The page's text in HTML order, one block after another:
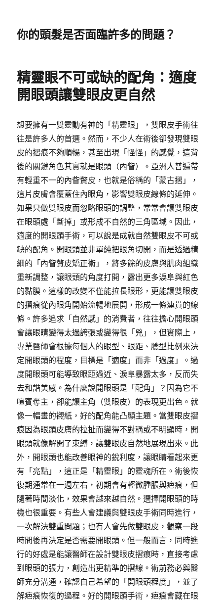
你的頭髮是否面臨許多的問題？
精靈眼不可或缺的配角：適度
開眼頭讓雙眼皮更自然
想要擁有一雙靈動有神的「精靈眼」，雙眼皮手術往
往是許多人的首選。然而，不少人在術後卻發現雙眼
皮的摺痕不夠順暢，甚至出現「怪怪」的感覺，這背
後的關鍵角色其實就是眼頭（內眥）。亞洲人普遍帶
有輕重不一的內眥贅皮，也就是俗稱的「蒙古摺」，
這片皮膚會覆蓋住內眼角，影響雙眼皮線條的延伸。
如果只做雙眼皮而忽略眼頭的調整，常常會讓雙眼皮
在眼頭處「斷掉」或形成不自然的三角區域。因此，
適度的開眼頭手術，可以說是成就自然雙眼皮不可或
缺的配角。開眼頭並非單純把眼角切開，而是透過精
細的「內眥贅皮矯正術」，將多餘的皮膚與肌肉組織
重新調整，讓眼頭的角度打開，露出更多淚阜與紅色
的黏膜。這樣的改變不僅能拉長眼形，更能讓雙眼皮
的摺痕從內眼角開始流暢地展開，形成一條連貫的線
條。許多追求「自然感」的消費者，往往擔心開眼頭
會讓眼睛變得太過誇張或變得很「兇」，但實際上，
專業醫師會根據每個人的眼型、眼距、臉型比例來決
定開眼頭的程度，目標是「適度」而非「過度」。過
度開眼頭可能導致眼距過近、淚阜暴露太多，反而失
去和諧美感。為什麼說開眼頭是「配角」？因為它不
喧賓奪主，卻能讓主角（雙眼皮）的表現更出色。就
像一幅畫的襯紙，好的配角能凸顯主題。當雙眼皮摺
痕因為眼頭皮膚的拉扯而變得不對稱或不明顯時，開
眼頭就像解開了束縛，讓雙眼皮自然地展現出來。此
外，開眼頭也能改善眼神的銳利度，讓眼睛看起來更
有「亮點」，這正是「精靈眼」的靈魂所在。術後恢
復期通常在一週左右，初期會有輕微腫脹與疤痕，但
隨著時間淡化，效果會越來越自然。選擇開眼頭的時
機也很重要。有些人會建議與雙眼皮手術同時進行，
一次解決雙重問題；也有人會先做雙眼皮，觀察一段
時間後再決定是否需要開眼頭。但一般而言，同時進
行的好處是能讓醫師在設計雙眼皮摺痕時，直接考慮
到眼頭的張力，創造出更精準的摺線。術前務必與醫
師充分溝通，確認自己希望的「開眼頭程度」，並了
解疤痕恢復的過程。好的開眼頭手術，疤痕會藏在眼